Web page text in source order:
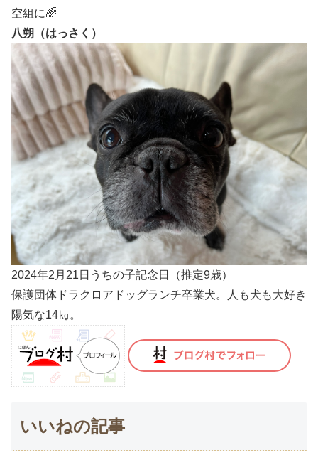
空組に🌈
八朔（はっさく）
2024年2月21日うちの子記念日（推定9歳）
保護団体ドラクロアドッグランチ卒業犬。人も犬も大好き
陽気な14㎏。
いいねの記事